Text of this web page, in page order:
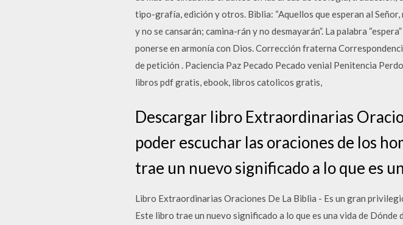
tipo-grafía, edición y otros. Biblia: “Aquellos que esperan al
y no se cansarán; camina-rán y no desmayarán”. La palabra
ponerse en armonía con Dios. Corrección fraterna
de petición . Paciencia Paz Pecado Pecado venial Penitencia
libros pdf gratis, ebook, libros catolicos gratis,
Descargar libro Extraordinarias
poder escuchar las oraciones de los
trae un nuevo significado a lo que es
Libro Extraordinarias Oraciones De La Biblia - Es un gran
Este libro trae un nuevo significado a lo que es una vida de